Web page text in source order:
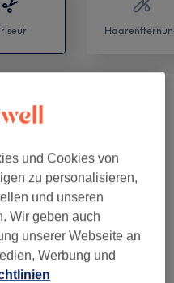
36 €
ab 190 €
ab 7,50 €
und Cookies von
zu personalisieren,
und unseren
Wir geben auch
unserer Webseite an
Werbung und